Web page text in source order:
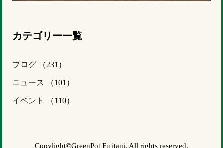
カテゴリー一覧
ブログ （231）
ニュース （101）
イベント （110）
Copylight©GreenPot Fujitani. All rights reserved.